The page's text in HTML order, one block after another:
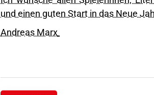
und einen guten Start in das Neue
Andreas Marx